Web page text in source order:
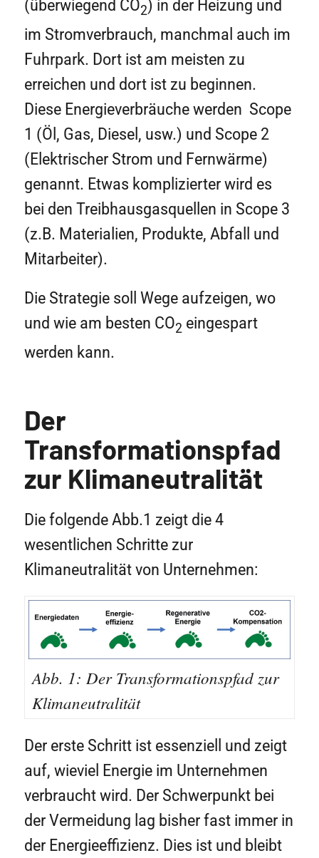
(überwiegend CO2) in der Heizung und
im Stromverbrauch, manchmal auch im
Fuhrpark. Dort ist am meisten zu
erreichen und dort ist zu beginnen.
Diese Energieverbräuche werden Scope
1 (Öl, Gas, Diesel, usw.) und Scope 2
(Elektrischer Strom und Fernwärme)
genannt. Etwas komplizierter wird es
bei den Treibhausgasquellen in Scope 3
(z.B. Materialien, Produkte, Abfall und
Mitarbeiter).
Die Strategie soll Wege aufzeigen, wo
und wie am besten CO2 eingespart
werden kann.
Der
Transformationspfad
zur Klimaneutralität
Die folgende Abb.1 zeigt die 4
wesentlichen Schritte zur
Klimaneutralität von Unternehmen:
Abb. 1: Der Transformationspfad zur
Klimaneutralität
Der erste Schritt ist essenziell und zeigt
auf, wieviel Energie im Unternehmen
verbraucht wird. Der Schwerpunkt bei
der Vermeidung lag bisher fast immer in
der Energieeffizienz. Dies ist und bleibt